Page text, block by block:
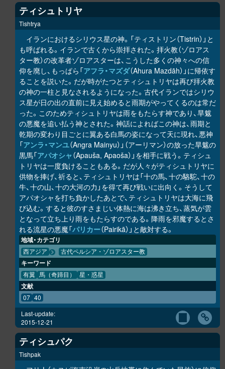
ティシュトリヤ
Tishtrya
イランにおけるシリウス星の神。「ティストリン（Tistrin）」と
も呼ばれる。イランで古くから崇拝された。拝火教（ゾロアス
ター教）の改革者ゾロアスターは、こうした多くの神々への信
仰を廃し、もっぱら「アフラ・マズダ（Ahura Mazdāh）」に帰依す
ることを説いた。だが時がたつとティシュトリヤは再び拝火教
の神の一柱と見なされるようになった。古代イランではシリウ
ス星が日の出の直前に見え始めると雨期がやってくるのは常だ
った。このためティシュトリヤは雨をもたらす神であり、旱魃
の悪魔を追い払う神とされた。神話によればこの神は、雨期と
乾期の変わり目ごとに翼ある白馬の姿になって天に現れ、悪神
「アンラ・マンユ（Angra Mainyu）」（アーリマン）の放った旱魃の
黒馬「アパオシャ（Apauša, Apaoša）」を相手に戦う。ティシュ
トリヤは一度負けることもある。だが人々がティシュトリヤに
供物を捧げ、祈ると、ティシュトリヤは「十の馬、十の駱駝、十の
牛、十の山、十の大河の力」を得て再び戦いに出向く。そうして
アパオシャを打ち負かしたあとで、ティシュトリヤは大海に飛
び込む。すると彼のすさまじい体熱に海は沸き立ち、蒸気が雲
となって立ち上り雨をもたらすのである。降雨を邪魔するとさ
れる流星の悪魔「パリカー（Pairikā）」と敵対する。
地域・カテゴリ
西アジア 古代ペルシア・ゾロアスター教
キーワード
有翼 馬（奇蹄目） 星・惑星
文献
07 40
Last-update:
2015-12-21
ティシュパク
Tishpak